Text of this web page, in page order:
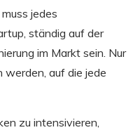
jedes
ständig auf der
im Markt sein. Nur
werden, auf die jede
zu intensivieren,